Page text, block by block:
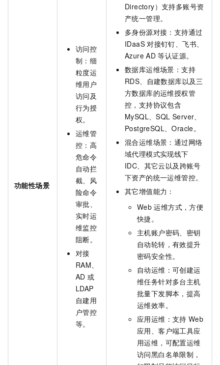
功能性场景
访问控
制：细
粒度运
维用户
访问及
行为授
权。
运维管
控：高
危命令
自动拦
截、风
险命令
审批、
实时运
维监控
阻断。
对接
RAM、
AD 或
LDAP
自建用
户管控
等。
Directory）支持多账号资
产统一管理。
多身份源对接：支持通过
IDaaS 对接钉钉、飞书、
Azure AD 等认证源。
数据库运维场景：支持
RDS、自建数据库以及三
方数据库的运维授权管
控，支持协议包含
MySQL、SQL Server、
PostgreSQL、Oracle。
混合运维场景：通过网络
域代理模式实现线下
IDC、其它云以及跨账号
下资产的统一运维管控。
其它增值能力：
Web 运维方式，方便
快捷。
主机账户密码、密钥
自动轮转，有效提升
密码安全性。
自动运维：可创建运
维任务针对多台主机
批量下发脚本，提高
运维效率。
应用运维：支持 Web
应用、客户端工具应
用运维，可配置运维
访问黑白名单限制，